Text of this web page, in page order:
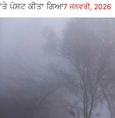
'ਤੇ ਪੋਸਟ ਕੀਤਾ ਗਿਆ7 ਜਨਵਰੀ, 2026